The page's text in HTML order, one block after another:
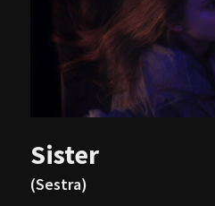
Sister
(Sestra)